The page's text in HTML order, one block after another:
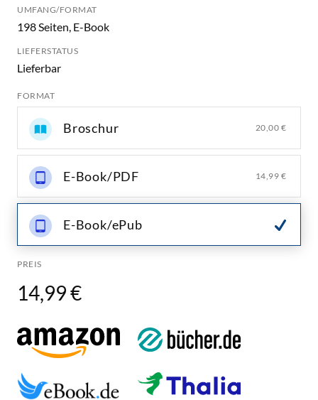
UMFANG/FORMAT
198 Seiten, E-Book
LIEFERSTATUS
Lieferbar
FORMAT
Broschur 20,00 €
E-Book/PDF 14,99 €
E-Book/ePub
PREIS
14,99 €